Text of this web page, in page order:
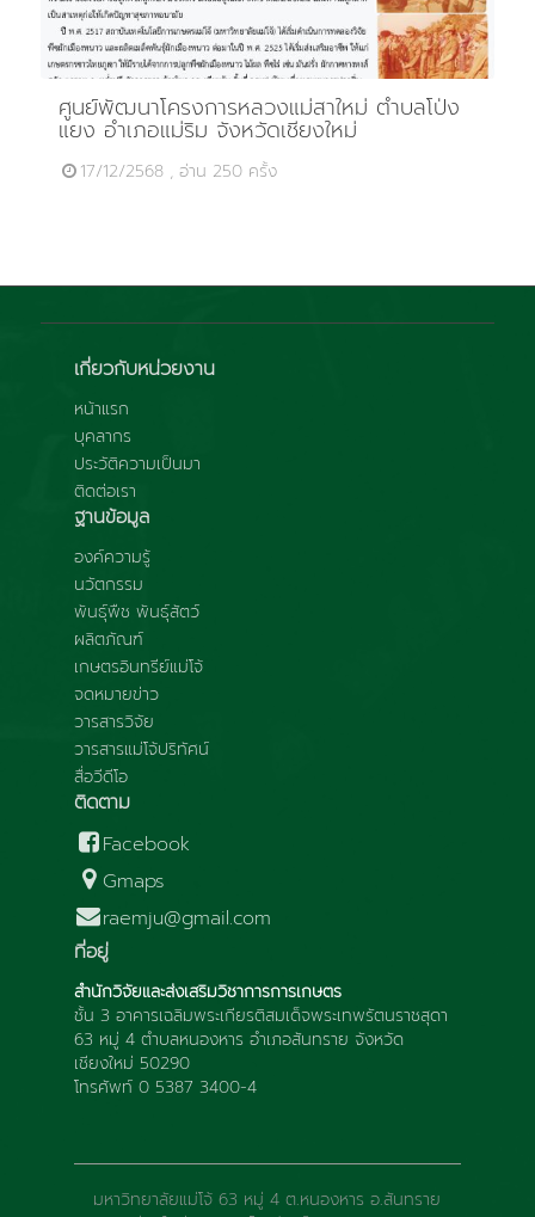
ศูนย์พัฒนาโครงการหลวงแม่สาใหม่ ตำบลโป่ง
แยง อำเภอแม่ริม จังหวัดเชียงใหม่
17/12/2568 , อ่าน 250 ครั้ง
เกี่ยวกับหน่วยงาน
หน้าแรก
บุคลากร
ประวัติความเป็นมา
ติดต่อเรา
ฐานข้อมูล
องค์ความรู้
นวัตกรรม
พันธุ์พืช พันธุ์สัตว์
ผลิตภัณฑ์
เกษตรอินทรีย์แม่โจ้
จดหมายข่าว
วารสารวิจัย
วารสารแม่โจ้ปริทัศน์
สื่อวีดีโอ
ติดตาม
Facebook
Gmaps
raemju@gmail.com
ที่อยู่
สำนักวิจัยและส่งเสริมวิชาการการเกษตร
ชั้น 3 อาคารเฉลิมพระเกียรติสมเด็จพระเทพรัตนราชสุดา
63 หมู่ 4 ตำบลหนองหาร อำเภอสันทราย จังหวัด
เชียงใหม่ 50290
โทรศัพท์ 0 5387 3400-4
มหาวิทยาลัยแม่โจ้ 63 หมู่ 4 ต.หนองหาร อ.สันทราย